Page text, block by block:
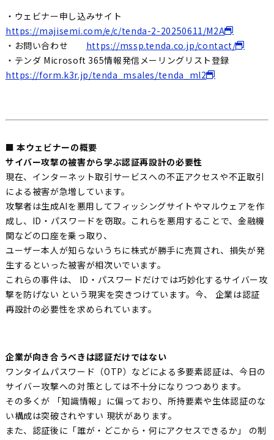
・ウェビナー申し込みサイト
https://majisemi.com/e/c/tenda-2-20250611/M2A
・お問い合わせ https://mssp.tenda.co.jp/contact/
・テンダ Microsoft 365情報発信メーリングリスト登録
https://form.k3r.jp/tenda_msales/tenda_ml2
■ 本ウェビナーの概要
サイバー攻撃の被害から学ぶ認証再設計の必要性
現在、インターネット取引サービスへの不正アクセスや不正取引
による被害が急増しています。
攻撃者は生成AIを悪用してフィッシングサイトやマルウェアを作
成し、ID・パスワードを窃取。これらを悪用することで、金融機
関などの口座を乗っ取り、
ユーザー本人が知らないうちに株式が勝手に売買され、損失が発
生するといった被害が相次いでいます。
これらの事件は、 ID・パスワードだけでは巧妙化するサイバー攻
撃を防げない という現実を突きつけています。今、 企業は認証
再設計の必要性を求められています。
企業が向き合うべきは認証だけではない
ワンタイムパスワード（OTP）などによる多要素認証は、今日の
サイバー攻撃への対策としては不十分になりつつあります。
その多くが 「知識情報」に偏っており、所持要素や生体認証のな
い構成は突破されやすい 現状があります。
また、認証後に「誰が・どこから・何にアクセスできるか」 の制